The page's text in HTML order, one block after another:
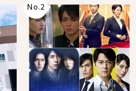
No.2